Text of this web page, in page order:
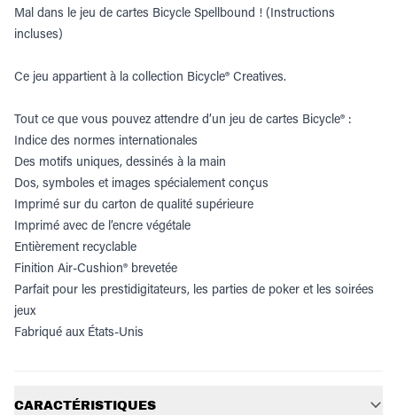
Mal dans le jeu de cartes Bicycle Spellbound ! (Instructions
incluses)
Ce jeu appartient à la collection Bicycle® Creatives.
Tout ce que vous pouvez attendre d’un jeu de cartes Bicycle® :
Indice des normes internationales
Des motifs uniques, dessinés à la main
Dos, symboles et images spécialement conçus
Imprimé sur du carton de qualité supérieure
Imprimé avec de l’encre végétale
Entièrement recyclable
Finition Air-Cushion® brevetée
Parfait pour les prestidigitateurs, les parties de poker et les soirées
jeux
Fabriqué aux États-Unis
CARACTÉRISTIQUES